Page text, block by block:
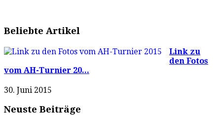
Beliebte Artikel
Link zu
den Fotos
vom AH-Turnier 20...
30. Juni 2015
Neuste Beiträge